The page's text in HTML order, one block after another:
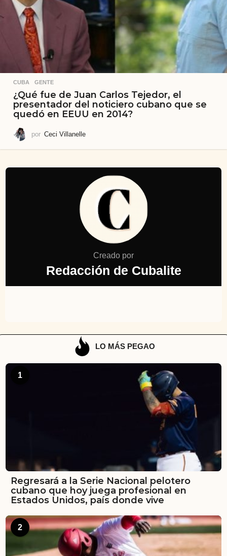
CUBA ,GENTE
¿Qué fue de Juan Carlos Tejedor, el
presentador del noticiero cubano que se
quedó en EEUU en 2014?
por Ceci Villanelle
Creado por
Redacción de Cubalite
LO MÁS PEGAO
1
Regresará a la Serie Nacional pelotero
cubano que hoy juega profesional en
Estados Unidos, país donde vive
2